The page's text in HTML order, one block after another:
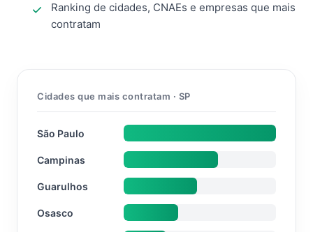
Ranking de cidades, CNAEs e empresas que mais
contratam
Cidades que mais contratam · SP
São Paulo
Campinas
Guarulhos
Osasco